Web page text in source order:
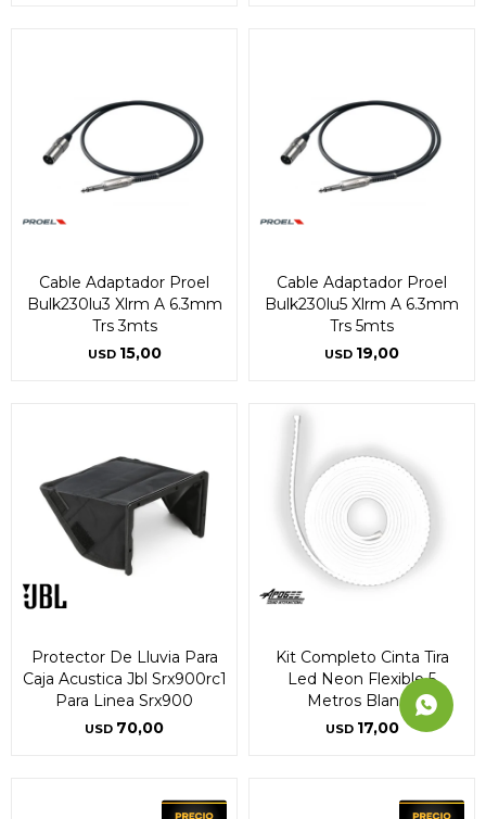
Cable Adaptador Proel
Bulk230lu3 Xlrm A 6.3mm
Trs 3mts
USD 15,00
Cable Adaptador Proel
Bulk230lu5 Xlrm A 6.3mm
Trs 5mts
USD 19,00
Protector De Lluvia Para
Caja Acustica Jbl Srx900rc1
Para Linea Srx900
USD 70,00
Kit Completo Cinta Tira
Led Neon Flexible 5
Metros Blanco
USD 17,00